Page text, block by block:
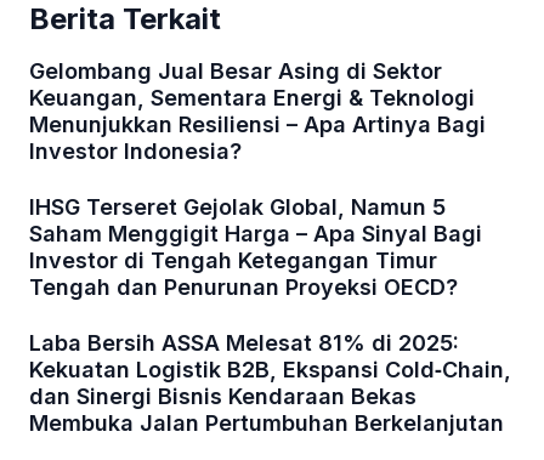
Berita Terkait
Gelombang Jual Besar Asing di Sektor
Keuangan, Sementara Energi & Teknologi
Menunjukkan Resiliensi – Apa Artinya Bagi
Investor Indonesia?
IHSG Terseret Gejolak Global, Namun 5
Saham Menggigit Harga – Apa Sinyal Bagi
Investor di Tengah Ketegangan Timur
Tengah dan Penurunan Proyeksi OECD?
Laba Bersih ASSA Melesat 81% di 2025:
Kekuatan Logistik B2B, Ekspansi Cold‑Chain,
dan Sinergi Bisnis Kendaraan Bekas
Membuka Jalan Pertumbuhan Berkelanjutan